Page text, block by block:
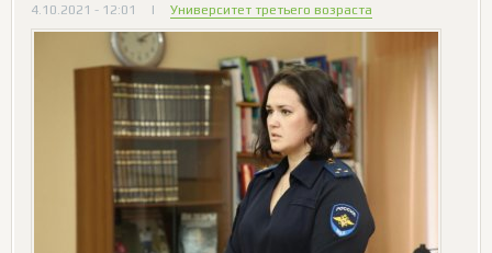
4.10.2021 - 12:01 | Университет третьего возраста